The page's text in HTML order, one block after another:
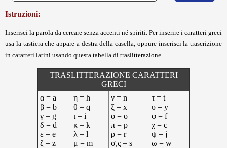
Istruzioni:
Inserisci la parola da cercare senza accenti né spiriti. Per inserire i caratteri greci
usa la tastiera che appare a destra della casella, oppure inserisci la trascrizione
in caratteri latini usando questa tabella di traslitterazione
TRASLITTERAZIONE CARATTERI
GRECI
α = a
β = b
γ = g
δ = d
ε = e
ζ = z
η = h
θ = q
ι = i
κ = k
λ = l
μ = m
ν = n
ξ = x
ο = o
π = p
ρ = r
σ,ς = s
τ = t
υ = y
φ = f
χ = c
ψ = j
ω = w